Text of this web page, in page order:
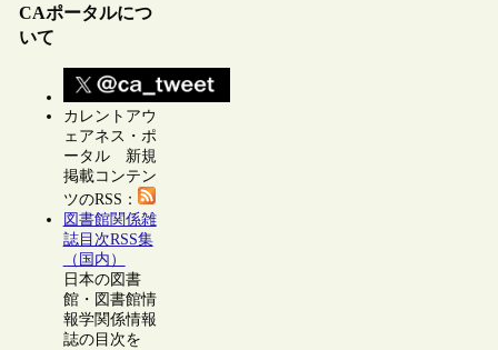
CAポータルにつ
いて
カレントアウ
ェアネス・ポ
ータル 新規
掲載コンテン
ツのRSS：
図書館関係雑
誌目次RSS集
（国内）
日本の図書
館・図書館情
報学関係情報
誌の目次を